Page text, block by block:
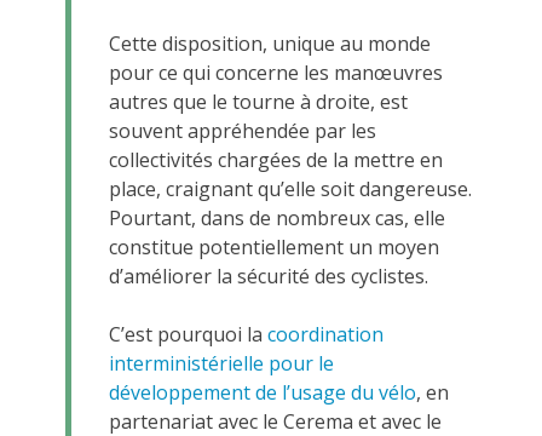
Cette disposition, unique au monde
pour ce qui concerne les manœuvres
autres que le tourne à droite, est
souvent appréhendée par les
collectivités chargées de la mettre en
place, craignant qu’elle soit dangereuse.
Pourtant, dans de nombreux cas, elle
constitue potentiellement un moyen
d’améliorer la sécurité des cyclistes.
C’est pourquoi la coordination
interministérielle pour le
développement de l’usage du vélo, en
partenariat avec le Cerema et avec le